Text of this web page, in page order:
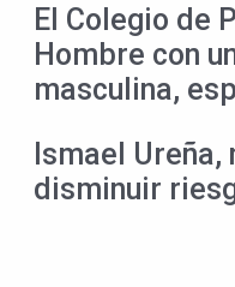
El Colegio de
Hombre con
masculina,
Ismael
disminuir